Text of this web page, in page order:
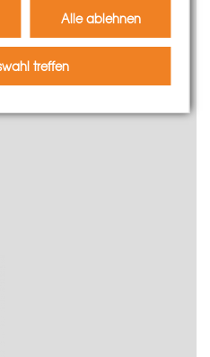
Alle ablehnen
treffen